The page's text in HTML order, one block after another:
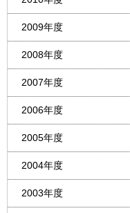
2009年度
2008年度
2007年度
2006年度
2005年度
2004年度
2003年度